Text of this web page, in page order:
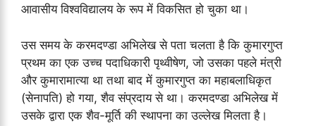
आवासीय विश्वविद्यालय के रूप में विकसित हो चुका था।
उस समय के करमदण्डा अभिलेख से पता चलता है कि कुमारगुप्त
प्रथम का एक उच्च पदाधिकारी पृथ्वीषेण, जो उसका पहले मंत्री
और कुमारामात्या था तथा बाद में कुमारगुप्त का महाबलाधिकृत
(सेनापति) हो गया, शैव संप्रदाय से था। करमदण्डा अभिलेख में
उसके द्वारा एक शैव-मूर्ति की स्थापना का उल्लेख मिलता है।